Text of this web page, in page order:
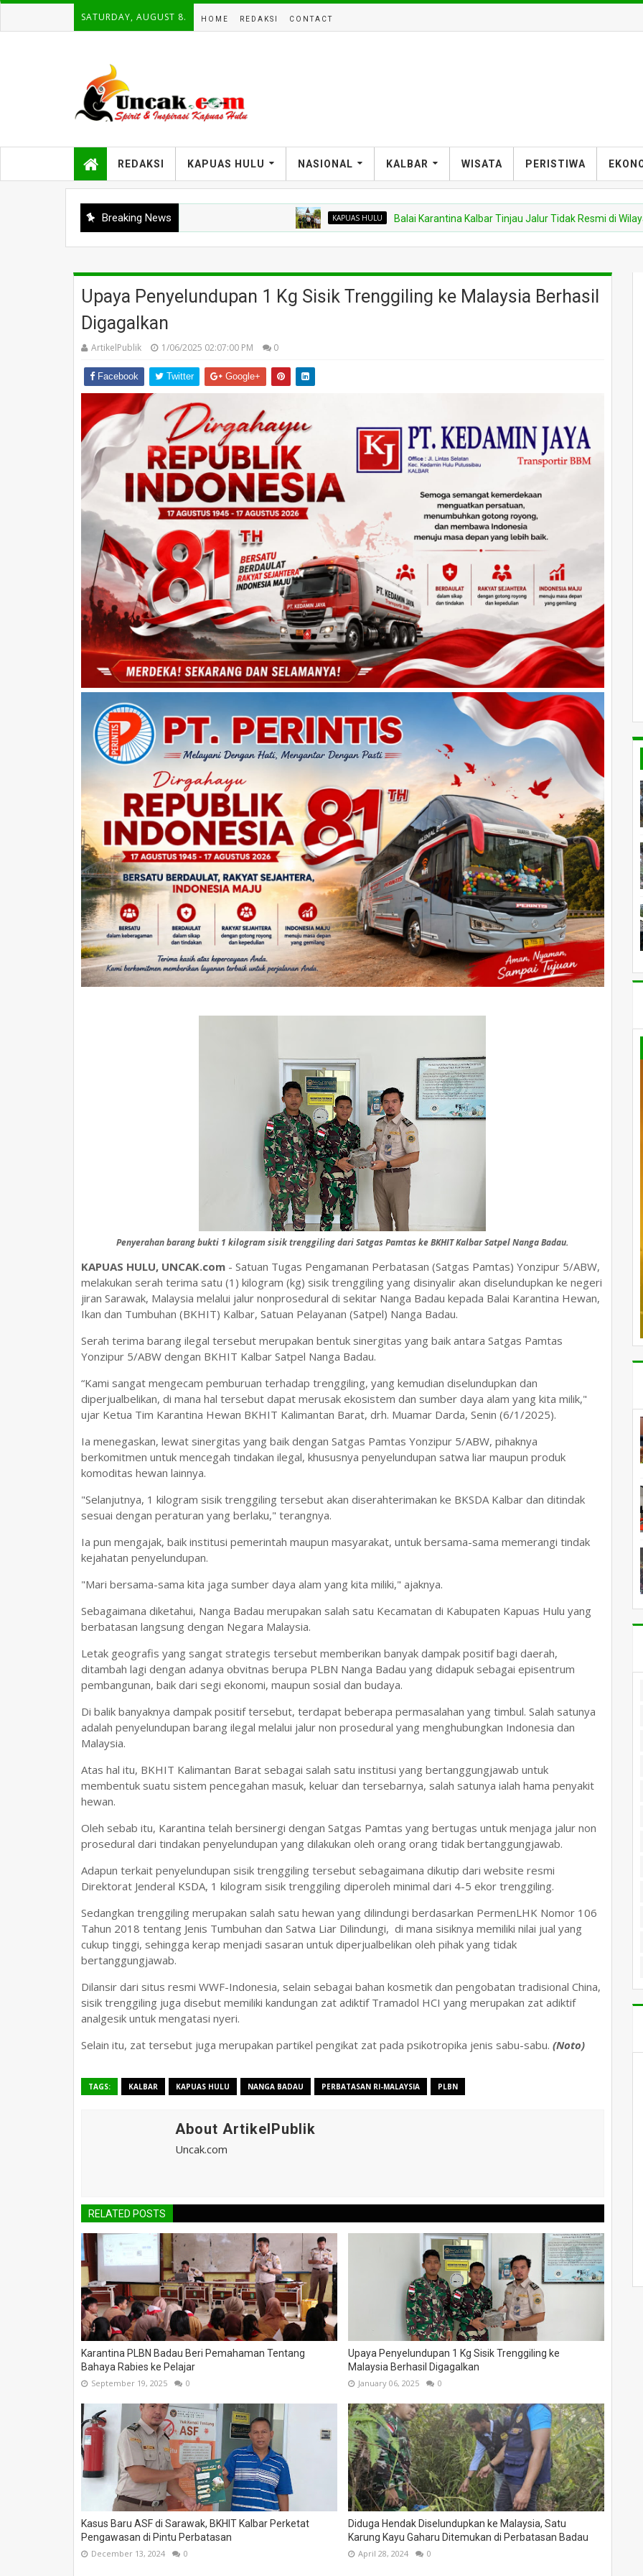
SATURDAY, AUGUST 8. HOME REDAKSI CONTACT
REDAKSI KAPUAS HULU NASIONAL KALBAR WISATA PERISTIWA
Breaking News KAPUAS HULU Balai Karantina Kalbar Tinjau Jalur Tidak Resmi di Wilayah PLBN
Upaya Penyelundupan 1 Kg Sisik Trenggiling ke Malaysia Berhasil
Digagalkan
ArtikelPublik 1/06/2025 02:07:00 PM 0
Facebook Twitter Google+
Penyerahan barang bukti 1 kilogram sisik trenggiling dari Satgas Pamtas ke BKHIT Kalbar Satpel Nanga Badau.
KAPUAS HULU, UNCAK.com - Satuan Tugas Pengamanan Perbatasan (Satgas Pamtas) Yonzipur 5/ABW,
melakukan serah terima satu (1) kilogram (kg) sisik trenggiling yang disinyalir akan diselundupkan ke negeri
jiran Sarawak, Malaysia melalui jalur nonprosedural di sekitar Nanga Badau kepada Balai Karantina Hewan,
Ikan dan Tumbuhan (BKHIT) Kalbar, Satuan Pelayanan (Satpel) Nanga Badau.
Serah terima barang ilegal tersebut merupakan bentuk sinergitas yang baik antara Satgas Pamtas
Yonzipur 5/ABW dengan BKHIT Kalbar Satpel Nanga Badau.
“Kami sangat mengecam pemburuan terhadap trenggiling, yang kemudian diselundupkan dan
diperjualbelikan, di mana hal tersebut dapat merusak ekosistem dan sumber daya alam yang kita milik,"
ujar Ketua Tim Karantina Hewan BKHIT Kalimantan Barat, drh. Muamar Darda, Senin (6/1/2025).
Ia menegaskan, lewat sinergitas yang baik dengan Satgas Pamtas Yonzipur 5/ABW, pihaknya
berkomitmen untuk mencegah tindakan ilegal, khususnya penyelundupan satwa liar maupun produk
komoditas hewan lainnya.
"Selanjutnya, 1 kilogram sisik trenggiling tersebut akan diserahterimakan ke BKSDA Kalbar dan ditindak
sesuai dengan peraturan yang berlaku," terangnya.
Ia pun mengajak, baik institusi pemerintah maupun masyarakat, untuk bersama-sama memerangi tindak
kejahatan penyelundupan.
"Mari bersama-sama kita jaga sumber daya alam yang kita miliki," ajaknya.
Sebagaimana diketahui, Nanga Badau merupakan salah satu Kecamatan di Kabupaten Kapuas Hulu yang
berbatasan langsung dengan Negara Malaysia.
Letak geografis yang sangat strategis tersebut memberikan banyak dampak positif bagi daerah,
ditambah lagi dengan adanya obvitnas berupa PLBN Nanga Badau yang didapuk sebagai episentrum
pembangunan, baik dari segi ekonomi, maupun sosial dan budaya.
Di balik banyaknya dampak positif tersebut, terdapat beberapa permasalahan yang timbul. Salah satunya
adalah penyelundupan barang ilegal melalui jalur non prosedural yang menghubungkan Indonesia dan
Malaysia.
Atas hal itu, BKHIT Kalimantan Barat sebagai salah satu institusi yang bertanggungjawab untuk
membentuk suatu sistem pencegahan masuk, keluar dan tersebarnya, salah satunya ialah hama penyakit
hewan.
Oleh sebab itu, Karantina telah bersinergi dengan Satgas Pamtas yang bertugas untuk menjaga jalur non
prosedural dari tindakan penyelundupan yang dilakukan oleh orang orang tidak bertanggungjawab.
Adapun terkait penyelundupan sisik trenggiling tersebut sebagaimana dikutip dari website resmi
Direktorat Jenderal KSDA, 1 kilogram sisik trenggiling diperoleh minimal dari 4-5 ekor trenggiling.
Sedangkan trenggiling merupakan salah satu hewan yang dilindungi berdasarkan PermenLHK Nomor 106
Tahun 2018 tentang Jenis Tumbuhan dan Satwa Liar Dilindungi, di mana sisiknya memiliki nilai jual yang
cukup tinggi, sehingga kerap menjadi sasaran untuk diperjualbelikan oleh pihak yang tidak
bertanggungjawab.
Dilansir dari situs resmi WWF-Indonesia, selain sebagai bahan kosmetik dan pengobatan tradisional China,
sisik trenggiling juga disebut memiliki kandungan zat adiktif Tramadol HCI yang merupakan zat adiktif
analgesik untuk mengatasi nyeri.
Selain itu, zat tersebut juga merupakan partikel pengikat zat pada psikotropika jenis sabu-sabu. (Noto)
TAGS: KALBAR KAPUAS HULU NANGA BADAU PERBATASAN RI-MALAYSIA PLBN
About ArtikelPublik
Uncak.com
RELATED POSTS
Karantina PLBN Badau Beri Pemahaman Tentang
Bahaya Rabies ke Pelajar
September 19, 2025 0
Upaya Penyelundupan 1 Kg Sisik Trenggiling ke
Malaysia Berhasil Digagalkan
January 06, 2025 0
Kasus Baru ASF di Sarawak, BKHIT Kalbar Perketat
Pengawasan di Pintu Perbatasan
December 13, 2024 0
Diduga Hendak Diselundupkan ke Malaysia, Satu
Karung Kayu Gaharu Ditemukan di Perbatasan Badau
April 28, 2024 0